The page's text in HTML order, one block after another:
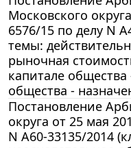
Московского
6576/15 по делу N
темы:
рыночная
капитале
общества -
Постановление
округа от 25 мая
N А60-33135/2014